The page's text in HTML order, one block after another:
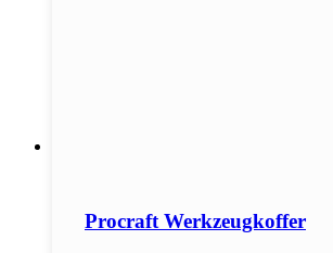
Procraft Werkzeugkoffer